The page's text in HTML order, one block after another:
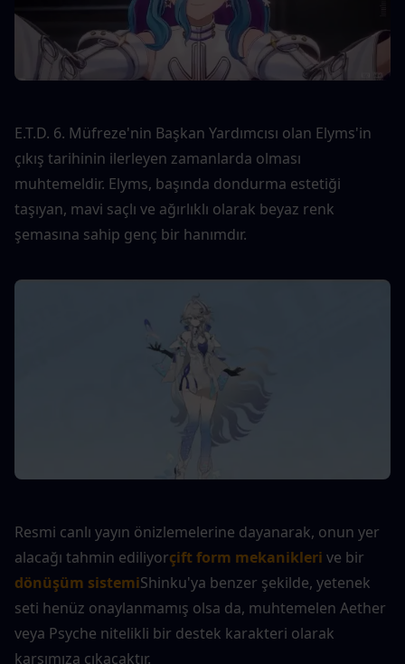
E.T.D. 6. Müfreze'nin Başkan Yardımcısı olan Elyms'in
çıkış tarihinin ilerleyen zamanlarda olması
muhtemeldir. Elyms, başında dondurma estetiği
taşıyan, mavi saçlı ve ağırlıklı olarak beyaz renk
şemasına sahip genç bir hanımdır.
Resmi canlı yayın önizlemelerine dayanarak, onun yer
alacağı tahmin ediliyorçift form mekanikleri
dönüşüm sistemiShinku'ya benzer şekilde, yetenek
seti henüz onaylanmamış olsa da, muhtemelen Aether
veya Psyche nitelikli bir destek karakteri olarak
karşımıza çıkacaktır.